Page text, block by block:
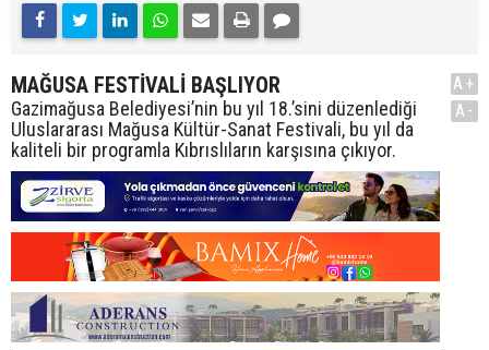
MAĞUSA FESTİVALİ BAŞLIYOR
Gazimağusa Belediyesi’nin bu yıl 18.’sini düzenlediği
Uluslararası Mağusa Kültür-Sanat Festivali, bu yıl da
kaliteli bir programla Kıbrıslıların karşısına çıkıyor.
A+
A-